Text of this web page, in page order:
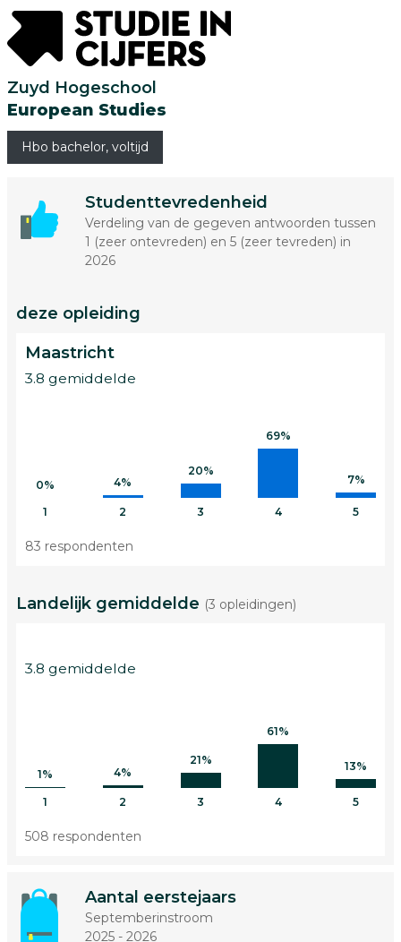
Zuyd Hogeschool
European Studies
Hbo bachelor, voltijd
Studenttevredenheid
Verdeling van de gegeven antwoorden tussen
1 (zeer ontevreden) en 5 (zeer tevreden) in
2026
deze opleiding
Maastricht
3.8 gemiddelde
0%
1
4%
2
20%
3
69%
4
7%
5
83 respondenten
Landelijk gemiddelde (3 opleidingen)
3.8 gemiddelde
1%
1
4%
2
21%
3
61%
4
13%
5
508 respondenten
Aantal eerstejaars
Septemberinstroom
2025 - 2026